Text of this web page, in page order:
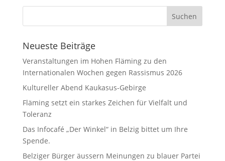
Neueste Beiträge
Veranstaltungen im Hohen Fläming zu den
Internationalen Wochen gegen Rassismus 2026
Kultureller Abend Kaukasus-Gebirge
Fläming setzt ein starkes Zeichen für Vielfalt und
Toleranz
Das Infocafé „Der Winkel“ in Belzig bittet um Ihre
Spende.
Belziger Bürger äussern Meinungen zu blauer Partei